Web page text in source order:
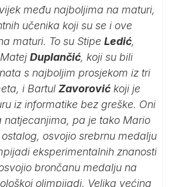
među najboljima na maturi,
učenika koji su se i ove
maturi. To su Stipe Ledić,
Duplančić, koji su bili
s najboljim prosjekom iz tri
i Bartul Zavorović koji je
iz informatike bez greške. Oni
natjecanjima, pa je tako Mario
osvojio srebrnu medalju
eksperimentalnih znanosti
brončanu medalju na
olimpijadi. Velika većina